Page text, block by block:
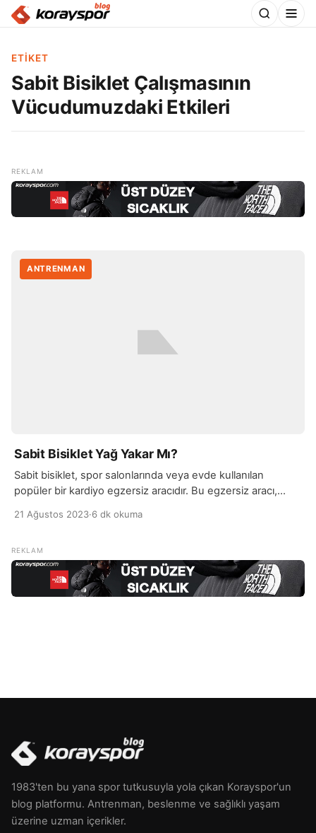
ETIKET
Sabit Bisiklet Çalışmasının
Vücudumuzdaki Etkileri
ANTRENMAN
Sabit Bisiklet Yağ Yakar Mı?
Sabit bisiklet, spor salonlarında veya evde kullanılan
popüler bir kardiyo egzersiz aracıdır. Bu egzersiz aracı,
hareketini simüle eder. Sabit bisiklet ile çalışmak, genel
geliştirmek ve kalori yakmak için etkili bir yöntemdir. Sabit
bisiklet, düşük darbe ile yüksek yoğunluklu bir egzersiz
sağlar. Bu nedenle eklem stresi […]
21 Ağustos 2023·6 dk okuma
1983'ten bu yana spor tutkusuyla yola çıkan Korayspor'un
blog platformu. Antrenman, beslenme ve sağlıklı yaşam
üzerine uzman içerikler.